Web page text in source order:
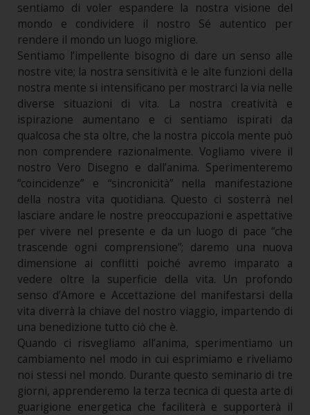
sentiamo di voler espandere la nostra visione del
mondo e condividere il nostro Sé autentico per
rendere il mondo un luogo migliore.
Sentiamo l’impellente bisogno di dare un senso alle
nostre vite; la nostra sensitività e le alte funzioni della
nostra mente si intensificano per mostrarci la via nelle
diverse situazioni di vita. La nostra creatività e
ispirazione aumentano e ci sentiamo ispirati da
qualcosa che sta oltre, che la nostra piccola mente può
non comprendere razionalmente. Vogliamo vivere il
nostro Vero Disegno e dall’anima. Sperimenteremo
“coincidenze” e “sincronicità” nella manifestazione
della nostra vita quotidiana. Questo ci sosterrà nel
lasciare andare le nostre preoccupazioni e aspettative
per vivere nel presente e da un luogo di pace “che
trascende ogni comprensione”; daremo una nuova
dimensione ai conflitti poiché avremo imparato a
vedere oltre la superficie della vita. Un profondo
senso d’Amore e Accettazione del manifestarsi della
vita diverrà la chiave del nostro viaggio, impartendo di
una benedizione tutto ciò che è.
Quando ci risvegliamo all’anima, sperimentiamo un
cambiamento nel modo in cui esprimiamo e riveliamo
noi stessi nel mondo. Durante questo seminario di tre
giorni, apprenderemo la terza tecnica di questa arte di
guarigione energetica che faciliterà e supporterà il